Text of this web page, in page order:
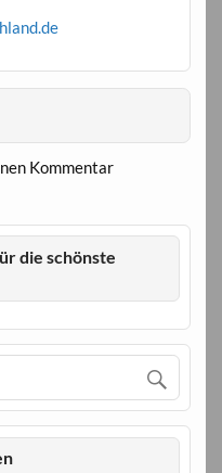
Kommentar
die schönste